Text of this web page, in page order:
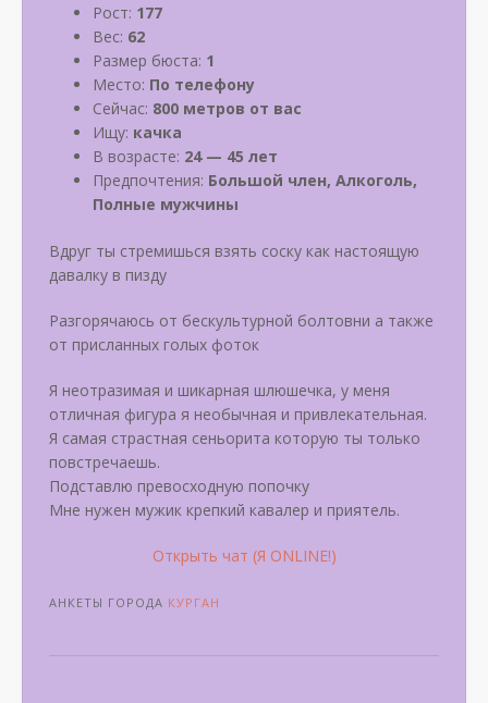
Рост: 177
Вес: 62
Размер бюста: 1
Место: По телефону
Сейчас: 800 метров от вас
Ищу: качка
В возрасте: 24 — 45 лет
Предпочтения: Большой член, Алкоголь,
Полные мужчины
Вдруг ты стремишься взять соску как настоящую
давалку в пизду
Разгорячаюсь от бескультурной болтовни а также
от присланных голых фоток
Я неотразимая и шикарная шлюшечка, у меня
отличная фигура я необычная и привлекательная.
Я самая страстная сеньорита которую ты только
повстречаешь.
Подставлю превосходную попочку
Мне нужен мужик крепкий кавалер и приятель.
Открыть чат (Я ONLINE!)
АНКЕТЫ ГОРОДА КУРГАН